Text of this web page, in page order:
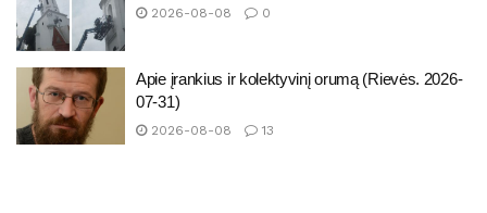
2026-08-08 0
Apie įrankius ir kolektyvinį orumą (Rievės. 2026-
07-31)
2026-08-08 13